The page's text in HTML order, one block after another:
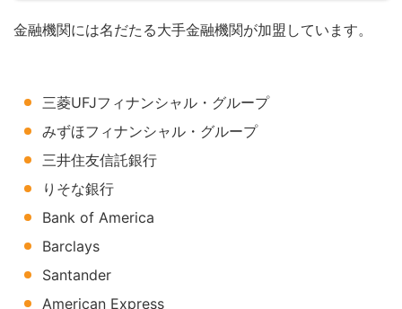
金融機関には名だたる大手金融機関が加盟しています。
三菱UFJフィナンシャル・グループ
みずほフィナンシャル・グループ
三井住友信託銀行
りそな銀行
Bank of America
Barclays
Santander
American Express